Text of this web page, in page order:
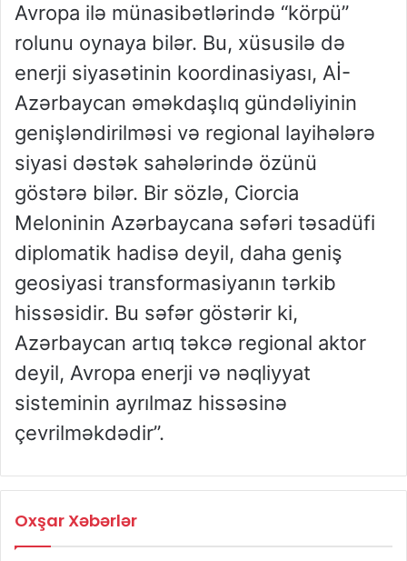
Avropa ilə münasibətlərində “körpü”
rolunu oynaya bilər. Bu, xüsusilə də
enerji siyasətinin koordinasiyası, Aİ-
Azərbaycan əməkdaşlıq gündəliyinin
genişləndirilməsi və regional layihələrə
siyasi dəstək sahələrində özünü
göstərə bilər. Bir sözlə, Ciorcia
Meloninin Azərbaycana səfəri təsadüfi
diplomatik hadisə deyil, daha geniş
geosiyasi transformasiyanın tərkib
hissəsidir. Bu səfər göstərir ki,
Azərbaycan artıq təkcə regional aktor
deyil, Avropa enerji və nəqliyyat
sisteminin ayrılmaz hissəsinə
çevrilməkdədir”.
Oxşar Xəbərlər